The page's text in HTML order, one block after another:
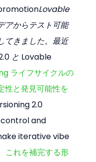
Lovable
アからテスト可能
てきました。最近
と Lovable
ライフサイクルの
性と発見可能性を
2.0
and
iterative vibe
これを補完する形